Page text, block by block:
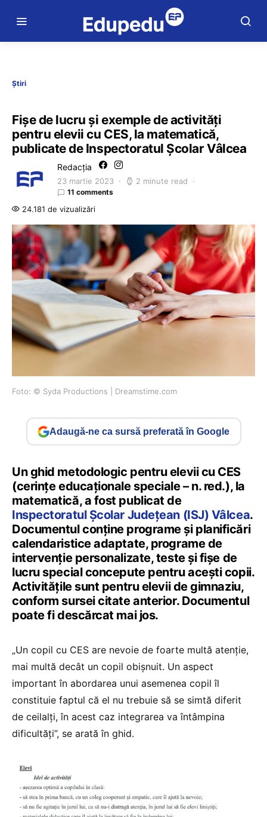
Știri
Fișe de lucru și exemple de activități
pentru elevii cu CES, la matematică,
publicate de Inspectoratul Școlar Vâlcea
Redacția
23 martie 2023 2 minute read
11 comments
24.181 de vizualizări
Foto: © Syda Productions | Dreamstime.com
Adaugă-ne ca sursă preferată în Google
Un ghid metodologic pentru elevii cu CES
(cerințe educaționale speciale – n. red.), la
matematică, a fost publicat de
Inspectoratul Școlar Județean (ISJ) Vâlcea.
Documentul conține programe și planificări
calendaristice adaptate, programe de
intervenție personalizate, teste și fișe de
lucru special concepute pentru acești copii.
Activitățile sunt pentru elevii de gimnaziu,
conform sursei citate anterior. Documentul
poate fi descărcat mai jos.
„Un copil cu CES are nevoie de foarte multă atenție,
mai multă decât un copil obișnuit. Un aspect
important în abordarea unui asemenea copil îl
constituie faptul că el nu trebuie să se simtă diferit
de ceilalți, în acest caz integrarea va întâmpina
dificultăți”, se arată în ghid.